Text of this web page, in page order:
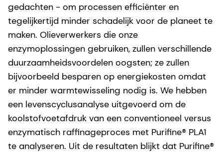
gedachten - om processen efficiënter en
tegelijkertijd minder schadelijk voor de planeet te
maken. Olieverwerkers die onze
enzymoplossingen gebruiken, zullen verschillende
duurzaamheidsvoordelen oogsten; ze zullen
bijvoorbeeld besparen op energiekosten omdat
er minder warmtewisseling nodig is. We hebben
een levenscyclusanalyse uitgevoerd om de
koolstofvoetafdruk van een conventioneel versus
enzymatisch raffinageproces met Purifine® PLA1
te analyseren. Uit de resultaten blijkt dat Purifine®